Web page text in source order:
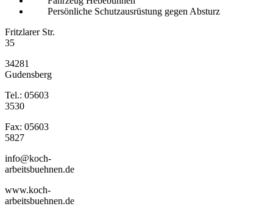
Persönliche Schutzausrüstung gegen Absturz
Fritzlarer Str.
35
34281
Gudensberg
Tel.: 05603
3530
Fax: 05603
5827
info@koch-
arbeitsbuehnen.de
www.koch-
arbeitsbuehnen.de